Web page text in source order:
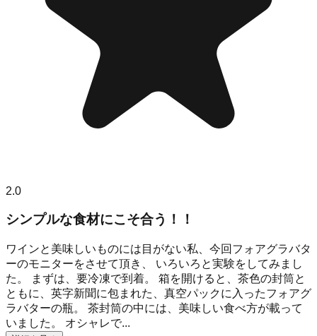
2.0
シンプルな食材にこそ合う！！
ワインと美味しいものには目がない私、今回フォアグラバタ
ーのモニターをさせて頂き、 いろいろと実験をしてみまし
た。 まずは、要冷凍で到着。 箱を開けると、茶色の封筒と
ともに、英字新聞に包まれた、真空パックに入ったフォアグ
ラバターの瓶。 茶封筒の中には、美味しい食べ方が載って
いました。 オシャレで...